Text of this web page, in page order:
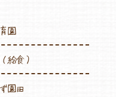
園
給食）
園田